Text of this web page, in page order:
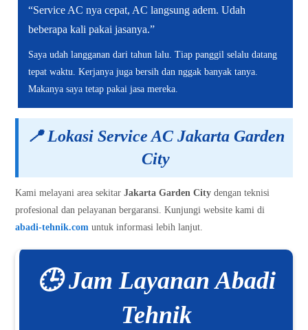
“Service AC nya cepat, AC langsung adem. Udah
beberapa kali pakai jasanya.”
Saya udah langganan dari tahun lalu. Tiap panggil selalu datang
tepat waktu. Kerjanya juga bersih dan nggak banyak tanya.
Makanya saya tetap pakai jasa mereka.
📍 Lokasi Service AC Jakarta Garden
City
Kami melayani area sekitarJakarta Garden Citydengan teknisi
profesional dan pelayanan bergaransi. Kunjungi website kami di
abadi-tehnik.com untuk informasi lebih lanjut.
🕒 Jam Layanan Abadi
Tehnik